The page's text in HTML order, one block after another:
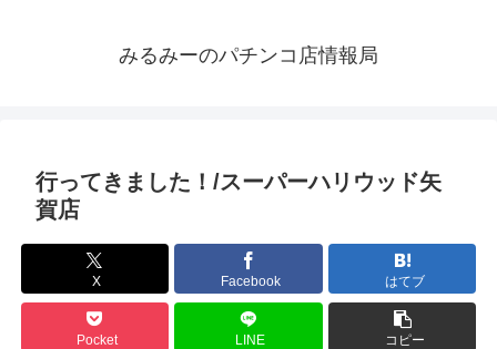
みるみーのパチンコ店情報局
行ってきました！/スーパーハリウッド矢
賀店
X Facebook はてブ
Pocket LINE コピー